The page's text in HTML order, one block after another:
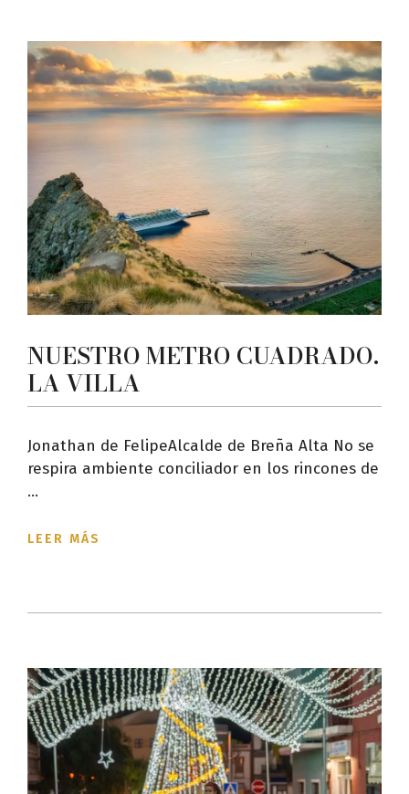
NUESTRO METRO CUADRADO.
LA VILLA
Jonathan de FelipeAlcalde de Breña Alta No se
respira ambiente conciliador en los rincones de
...
LEER MÁS